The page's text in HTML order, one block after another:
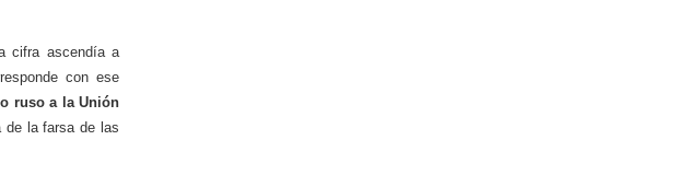
cifra ascendía a
con ese
ruso a la Unión
de la farsa de las